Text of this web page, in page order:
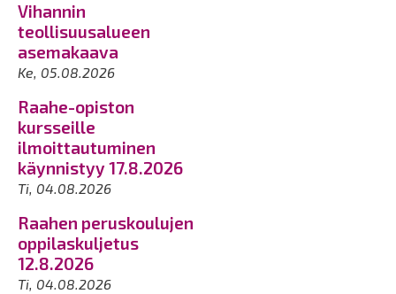
Vihannin
teollisuusalueen
asemakaava
Ke, 05.08.2026
Raahe-opiston
kursseille
ilmoittautuminen
käynnistyy 17.8.2026
Ti, 04.08.2026
Raahen peruskoulujen
oppilaskuljetus
12.8.2026
Ti, 04.08.2026